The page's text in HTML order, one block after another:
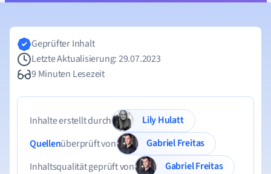
Geprüfter Inhalt
Letzte Aktualisierung: 29.07.2023
9 Minuten Lesezeit
Inhalte erstellt durch
Lily Hulatt
Quellenüberprüft von
Gabriel Freitas
Inhaltsqualität geprüft von
Gabriel Freitas